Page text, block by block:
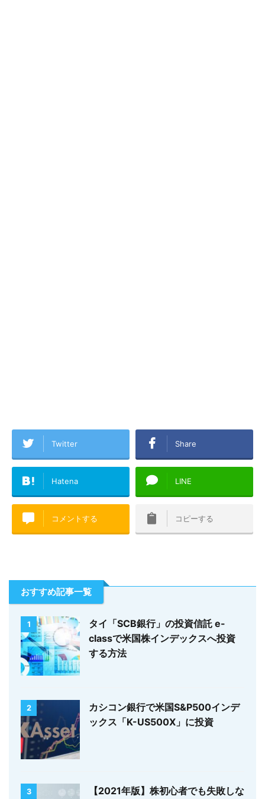
Twitter Share
Hatena LINE
コメントする コピーする
おすすめ記事一覧
1
タイ「SCB銀行」の投資信託 e-
classで米国株インデックスへ投資
する方法
2
カシコン銀行で米国S&P500インデ
ックス「K-US500X」に投資
3
【2021年版】株初心者でも失敗しな